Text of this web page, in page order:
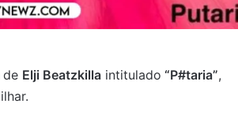
de Elji Beatzkilla intitulado “P#taria”,